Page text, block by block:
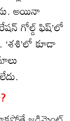
అయినా
గోల్డ్‌ ఫిష్‌’లో
కూడా